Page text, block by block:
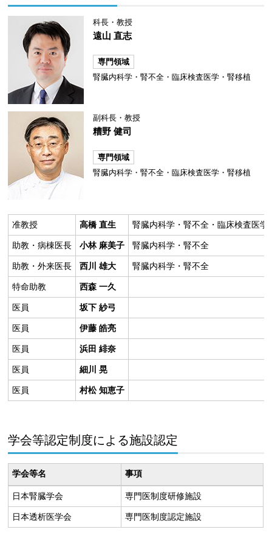
科長・教授
遠山 直志
専門領域
腎臓内科学・腎不全・臨床検査医学・腎移植
副科長・教授
糟野 健司
専門領域
腎臓内科学・腎不全・臨床検査医学・腎移植
准教授 高橋 直生 腎臓内科学・腎不全・臨床検査医学
助教・病棟医長 小林 麻美子 腎臓内科学・腎不全
助教・外来医長 西川 雄大 腎臓内科学・腎不全
特命助教 西森 一久
医員 坂下 紗弓
医員 伊藤 皓亮
医員 浜田 緋奈
医員 細川 晃
医員 村松 知恵子
学会等認定制度による施設認定
学会等名 事項
日本腎臓学会 専門医制度研修施設
日本透析医学会 専門医制度認定施設